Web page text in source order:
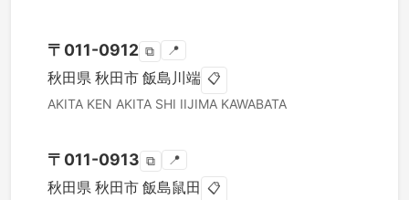
〒 011-0912 ⧉ 📍
秋田県 秋田市 飯島川端 📋
AKITA KEN AKITA SHI IIJIMA KAWABATA
〒 011-0913 ⧉ 📍
秋田県 秋田市 飯島鼠田 📋